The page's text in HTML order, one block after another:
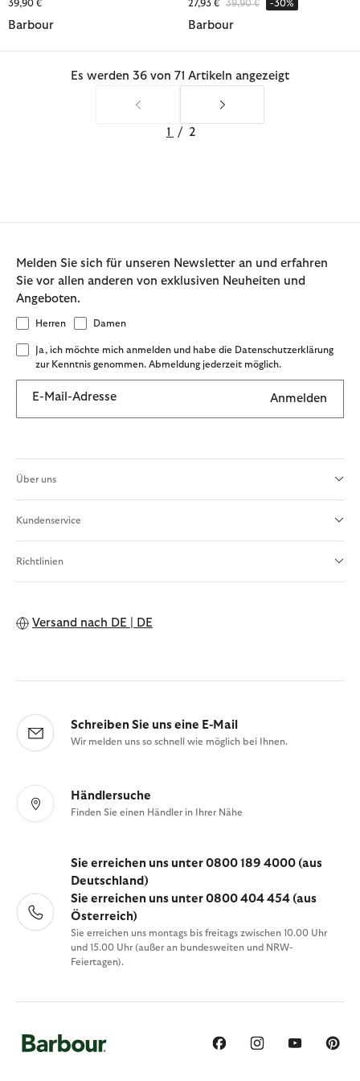
39,90 €
Barbour
27,93 € Reduziert von
39,90 €bis-30%
Barbour
Es werden 36 von 71 Artikeln angezeigt
1 / 2
Melden Sie sich für unseren Newsletter an und erfahren
Sie vor allen anderen von exklusiven Neuheiten und
Angeboten.
Herren Damen
Ja, ich möchte mich anmelden und habe die Datenschutzerklärung
zur Kenntnis genommen. Abmeldung jederzeit möglich.
E-Mail-Adresse Anmelden
Über uns
Kundenservice
Richtlinien
Versand nach DE | DE
Schreiben Sie uns eine E-Mail
Wir melden uns so schnell wie möglich bei Ihnen.
Händlersuche
Finden Sie einen Händler in Ihrer Nähe
Sie erreichen uns unter 0800 189 4000 (aus
Deutschland)
Sie erreichen uns unter 0800 404 454 (aus
Österreich)
Sie erreichen uns montags bis freitags zwischen 10.00 Uhr
und 15.00 Uhr (außer an bundesweiten und NRW-
Feiertagen).